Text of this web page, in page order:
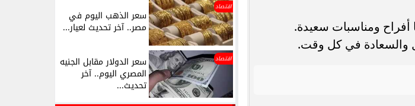
أفراح ومناسبات سعيدة.
والسعادة في كل وقت.
اقتصاد
سعر الذهب اليوم في
مصر.. آخر تحديث لعيار...
اقتصاد سعر الدولار مقابل الجنيه
المصري اليوم.. آخر
تحديث...